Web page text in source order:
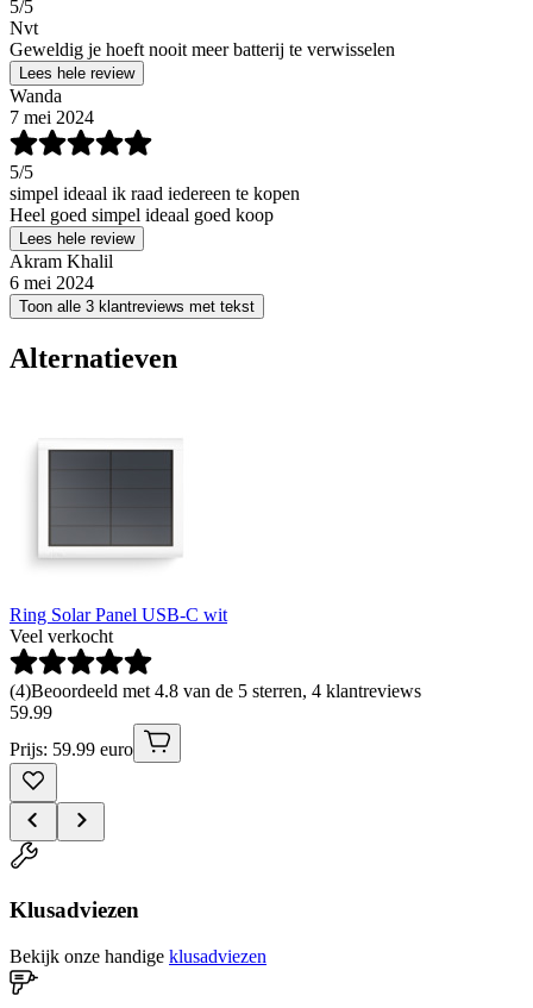
5/5
Nvt
Geweldig je hoeft nooit meer batterij te verwisselen
Lees hele review
Wanda
7 mei 2024
5/5
simpel ideaal ik raad iedereen te kopen
Heel goed simpel ideaal goed koop
Lees hele review
Akram Khalil
6 mei 2024
Toon alle 3 klantreviews met tekst
Alternatieven
Ring Solar Panel USB-C wit
Veel verkocht
(4)Beoordeeld met 4.8 van de 5 sterren, 4 klantreviews
59.99
Prijs: 59.99 euro
Klusadviezen
Bekijk onze handige klusadviezen